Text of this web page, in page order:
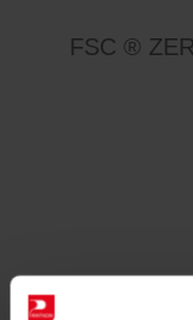
FSC ®